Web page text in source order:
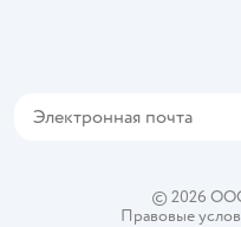
Политика
© 2026
Правовые